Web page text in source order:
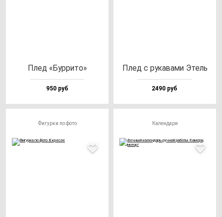
Плед «Бур­ри­то»
950 руб
Плед с ру­ка­ва­ми Этель
2490 руб
Фигурки по фото Календари